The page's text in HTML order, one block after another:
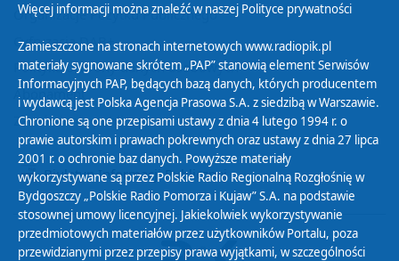
Organizacje Pożytku Publicznego
Cyfryzacja DAB+
Polityka ochrony danych osobowych
Abonament
Zamówienia publiczne
Biuletyn Informacji Publicznej
Więcej informacji można znaleźć w naszej Polityce prywatności
Zamieszczone na stronach internetowych www.radiopik.pl
materiały sygnowane skrótem „PAP” stanowią element Serwisów
Informacyjnych PAP, będących bazą danych, których producentem
i wydawcą jest Polska Agencja Prasowa S.A. z siedzibą w Warszawie.
Chronione są one przepisami ustawy z dnia 4 lutego 1994 r. o
prawie autorskim i prawach pokrewnych oraz ustawy z dnia 27 lipca
2001 r. o ochronie baz danych. Powyższe materiały
wykorzystywane są przez Polskie Radio Regionalną Rozgłośnię w
Bydgoszczy „Polskie Radio Pomorza i Kujaw” S.A. na podstawie
stosownej umowy licencyjnej. Jakiekolwiek wykorzystywanie
przedmiotowych materiałów przez użytkowników Portalu, poza
przewidzianymi przez przepisy prawa wyjątkami, w szczególności